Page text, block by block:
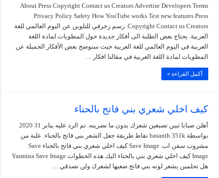
About Press Copyright Contact us Creators Advertise Developers Terms
Privacy Policy Safety How YouTube works Test new features Press
Copyright Contact us Creators. رسم زخرفي للتلوين عن اليوم العالمي للغة
العربية. يحتاج بعض الطلبة الى أفكار جديدة حول المطويات لمادة اللغة
العربية في اليوم العالمي للغة العربية حيث سنوضح بعض الأفكار الجميلة عن
المطويات لمادة اللغة العربية في مقالنا افكار …
أكمل القراءة »
كيف اخلي شعري بني فاتح بالحناء
أهلن صبايا تبين تصبغين شعرك بدون ما تضرينه. تم الرد عليه يناير 31 2020
بواسطة basanth 351k نقاط طريقة جعل الشعر بني فاتح بالحناء. علبة من
مشروب سفن اب. Save Image كيف اخلي شعري بني فاتح بالحناء Save
Image كيف اخلي شعري بني بالحناء اليك هذه الخطوات Yasmina Save Image
هل تحلمين بشعر لونه بني فاتح ضعيها لشعرك ولن تصدقي …